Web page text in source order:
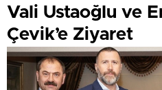
Vali Ustaoğlu ve
Çevik’e Ziyaret